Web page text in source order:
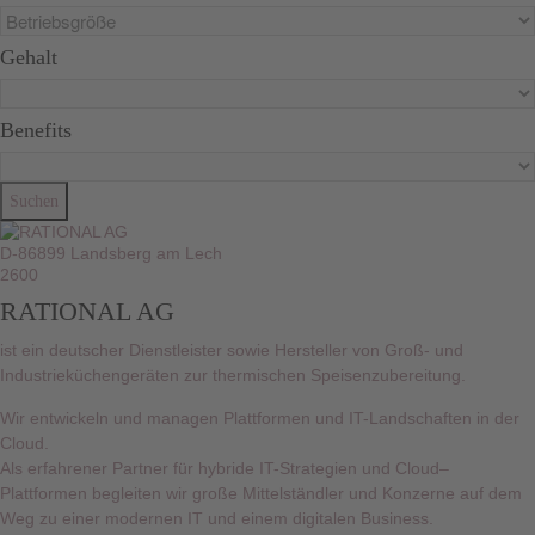
Gehalt
Benefits
D-86899 Landsberg am Lech
2600
RATIONAL AG
ist ein deutscher Dienstleister sowie Hersteller von Groß- und
Industrieküchengeräten zur thermischen Speisenzubereitung.
Wir entwickeln und managen Plattformen und IT-Landschaften in der
Cloud.
Als erfahrener Partner für hybride IT-Strategien und Cloud–
Plattformen begleiten wir große Mittelständler und Konzerne auf dem
Weg zu einer modernen IT und einem digitalen Business.